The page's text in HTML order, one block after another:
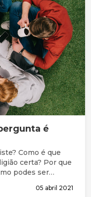
argumentos
“O que devo
o carcereiro
é
Como é que
certa? Por que
podes ser
Deus não permite
05 abril 2021